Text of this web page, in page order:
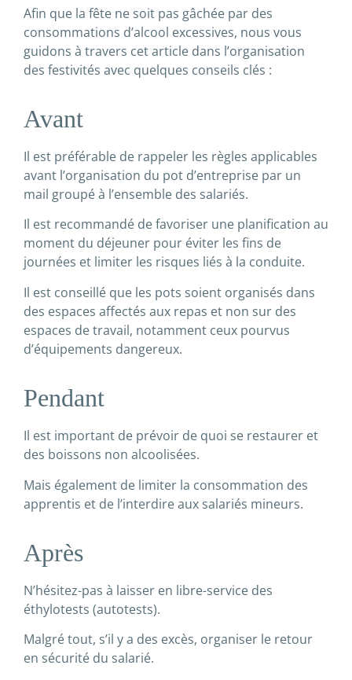
Afin que la fête ne soit pas gâchée par des
consommations d’alcool excessives, nous vous
guidons à travers cet article dans l’organisation
des festivités avec quelques conseils clés :
Avant
Il est préférable de rappeler les règles applicables
avant l’organisation du pot d’entreprise par un
mail groupé à l’ensemble des salariés.
Il est recommandé de favoriser une planification au
moment du déjeuner pour éviter les fins de
journées et limiter les risques liés à la conduite.
Il est conseillé que les pots soient organisés dans
des espaces affectés aux repas et non sur des
espaces de travail, notamment ceux pourvus
d’équipements dangereux.
Pendant
Il est important de prévoir de quoi se restaurer et
des boissons non alcoolisées.
Mais également de limiter la consommation des
apprentis et de l’interdire aux salariés mineurs.
Après
N’hésitez-pas à laisser en libre-service des
éthylotests (autotests).
Malgré tout, s’il y a des excès, organiser le retour
en sécurité du salarié.